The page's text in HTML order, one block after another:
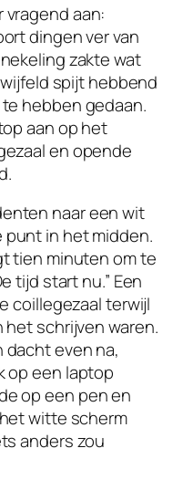
aan:
dingen ver van
zakte wat
spijt hebbend
hebben gedaan.
aan op het
en opende
naar een wit
in het midden.
tien minuten om te
tijd start nu.” Een
coillegezaal terwijl
schrijven waren.
dacht even na,
op een laptop
op een pen en
witte scherm
anders zou